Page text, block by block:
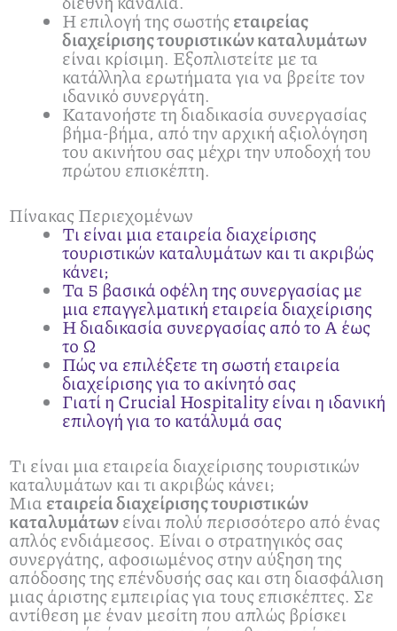
Η επιλογή της σωστής εταιρείας
διαχείρισης τουριστικών καταλυμάτων
είναι κρίσιμη. Εξοπλιστείτε με τα
κατάλληλα ερωτήματα για να βρείτε τον
ιδανικό συνεργάτη.
Κατανοήστε τη διαδικασία συνεργασίας
βήμα-βήμα, από την αρχική αξιολόγηση
του ακινήτου σας μέχρι την υποδοχή του
πρώτου επισκέπτη.
Πίνακας Περιεχομένων
Τι είναι μια εταιρεία διαχείρισης
τουριστικών καταλυμάτων και τι ακριβώς
κάνει;
Τα 5 βασικά οφέλη της συνεργασίας με
μια επαγγελματική εταιρεία διαχείρισης
Η διαδικασία συνεργασίας από το Α έως
το Ω
Πώς να επιλέξετε τη σωστή εταιρεία
διαχείρισης για το ακίνητό σας
Γιατί η Crucial Hospitality είναι η ιδανική
επιλογή για το κατάλυμά σας
Τι είναι μια εταιρεία διαχείρισης τουριστικών
καταλυμάτων και τι ακριβώς κάνει;
Μια εταιρεία διαχείρισης τουριστικών
καταλυμάτωνείναι πολύ περισσότερο από ένας
απλός ενδιάμεσος. Είναι ο στρατηγικός σας
συνεργάτης, αφοσιωμένος στην αύξηση της
απόδοσης της επένδυσής σας και στη διασφάλιση
μιας άριστης εμπειρίας για τους επισκέπτες. Σε
αντίθεση με έναν μεσίτη που απλώς βρίσκει